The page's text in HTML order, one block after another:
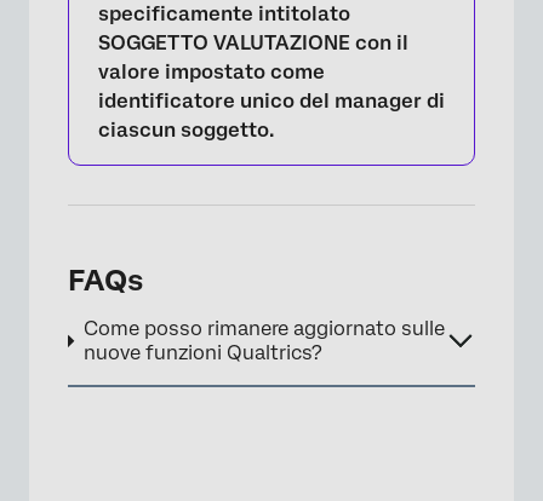
specificamente intitolato
SOGGETTO VALUTAZIONE con il
valore impostato come
identificatore unico del manager di
ciascun soggetto.
FAQs
Come posso rimanere aggiornato sulle
nuove funzioni Qualtrics?